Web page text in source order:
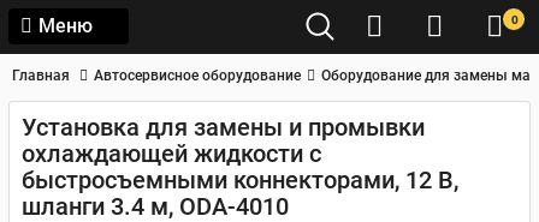
Меню 0
Главная Автосервисное оборудование Оборудование для замены
Установка для замены и промывки
охлаждающей жидкости с
быстросъемными коннекторами, 12 В,
шланги 3.4 м, ODA-4010